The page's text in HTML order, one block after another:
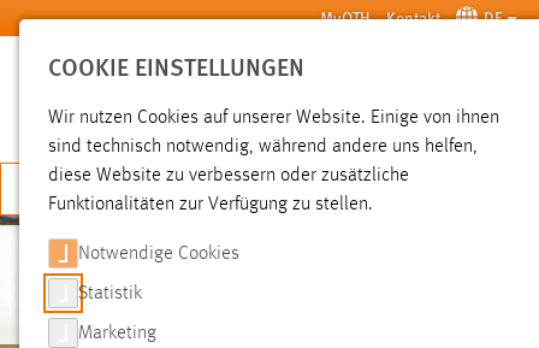
Zum Hauptinhalt springen MyOTH Kontakt DE
SUCHE
JETZT BEWERBEN
NEUMANN
COOKIE EINSTELLUNGEN
Wir nutzen Cookies auf unserer Website. Einige von ihnen
sind technisch notwendig, während andere uns helfen,
diese Website zu verbessern oder zusätzliche
Funktionalitäten zur Verfügung zu stellen.
Notwendige Cookies
Statistik
Marketing